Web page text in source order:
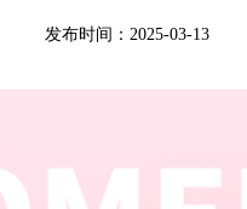
发布时间：2025-03-13